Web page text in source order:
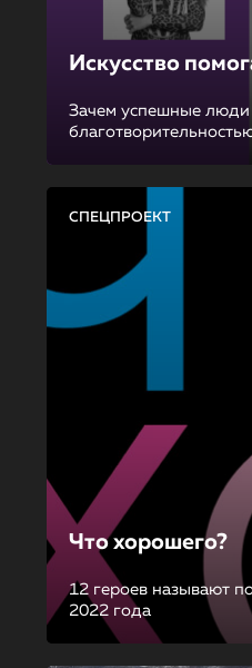
Искусство
Зачем успешные люди
СПЕЦПРОЕКТ
Что хорошего?
12 героев называют
2022 года